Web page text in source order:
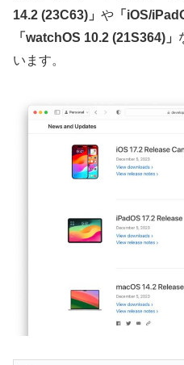
14.2 (23C63)」 や 「iOS/
「watchOS 10.2 (21S364)」
います。